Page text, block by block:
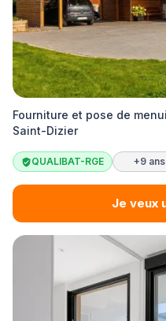
Fourniture et pose de
Saint-Dizier
QUALIBAT-RGE +9
Je veux